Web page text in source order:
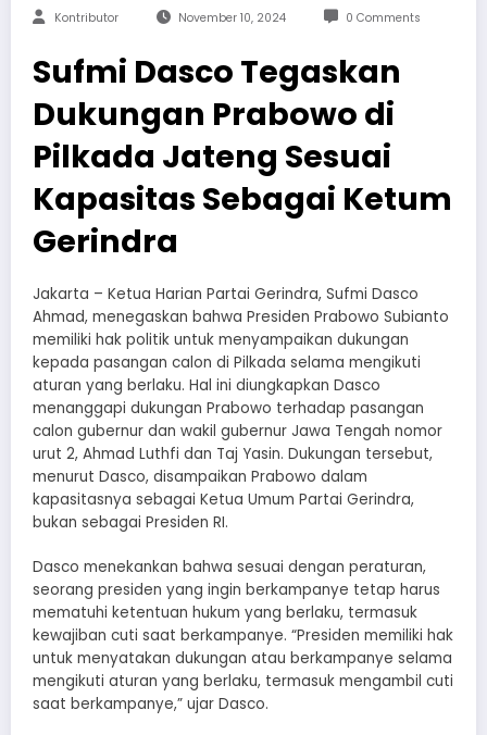
Kontributor November 10, 2024 0 Comments
Sufmi Dasco Tegaskan
Dukungan Prabowo di
Pilkada Jateng Sesuai
Kapasitas Sebagai Ketum
Gerindra
Jakarta – Ketua Harian Partai Gerindra, Sufmi Dasco
Ahmad, menegaskan bahwa Presiden Prabowo Subianto
memiliki hak politik untuk menyampaikan dukungan
kepada pasangan calon di Pilkada selama mengikuti
aturan yang berlaku. Hal ini diungkapkan Dasco
menanggapi dukungan Prabowo terhadap pasangan
calon gubernur dan wakil gubernur Jawa Tengah nomor
urut 2, Ahmad Luthfi dan Taj Yasin. Dukungan tersebut,
menurut Dasco, disampaikan Prabowo dalam
kapasitasnya sebagai Ketua Umum Partai Gerindra,
bukan sebagai Presiden RI.
Dasco menekankan bahwa sesuai dengan peraturan,
seorang presiden yang ingin berkampanye tetap harus
mematuhi ketentuan hukum yang berlaku, termasuk
kewajiban cuti saat berkampanye. “Presiden memiliki hak
untuk menyatakan dukungan atau berkampanye selama
mengikuti aturan yang berlaku, termasuk mengambil cuti
saat berkampanye,” ujar Dasco.